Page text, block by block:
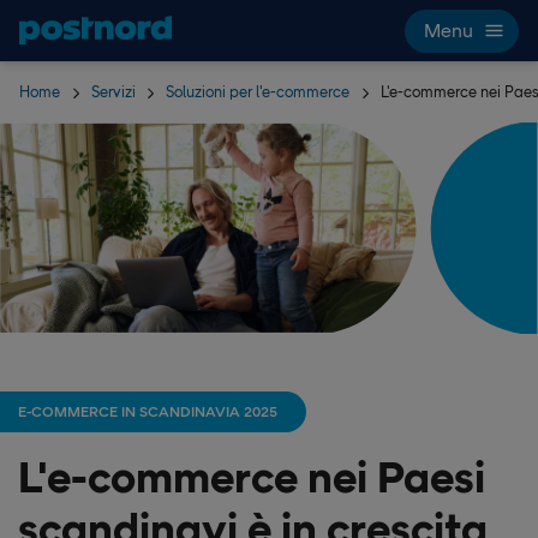
Hoppa över navigering och sök
Menu
Home Servizi Soluzioni per l'e-commerce L'e-commerce nei
E-COMMERCE IN SCANDINAVIA 2025
L'e-commerce nei Paesi